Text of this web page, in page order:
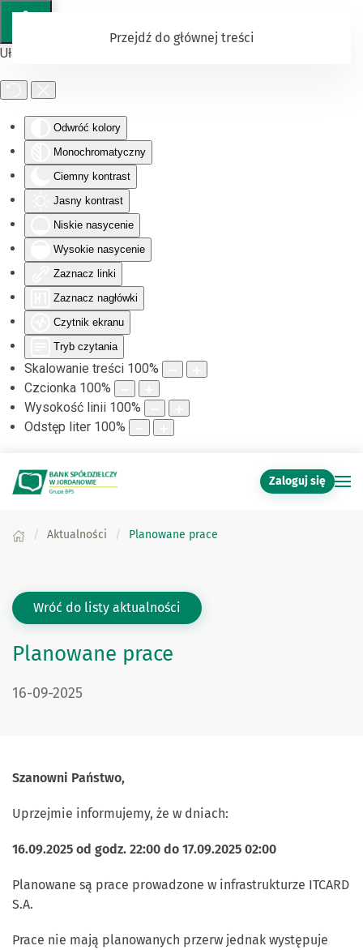
Ułatwienia dostępu
Odwróć kolory
Monochromatyczny
Ciemny kontrast
Jasny kontrast
Niskie nasycenie
Wysokie nasycenie
Zaznacz linki
Zaznacz nagłówki
Czytnik ekranu
Tryb czytania
Skalowanie treści 100%
Czcionka 100%
Wysokość linii 100%
Odstęp liter 100%
Przejdź do głównej treści
Zaloguj się
Aktualności Planowane prace
Wróć do listy aktualności
Planowane prace
DATA PUBLIKACJI:
16-09-2025
Szanowni Państwo,
Uprzejmie informujemy, że w dniach:
16.09.2025 od godz. 22:00 do 17.09.2025 02:00
Planowane są prace prowadzone w infrastrukturze ITCARD
S.A.
Prace nie mają planowanych przerw jednak występuje